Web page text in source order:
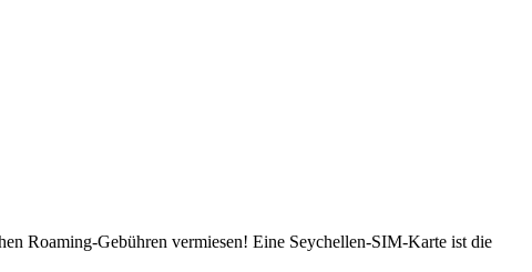
Roaming-Gebühren vermiesen! Eine Seychellen-SIM-Karte ist die